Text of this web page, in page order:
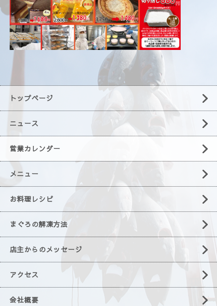
トップページ
ニュース
営業カレンダー
メニュー
お料理レシピ
まぐろの解凍方法
店主からのメッセージ
アクセス
会社概要